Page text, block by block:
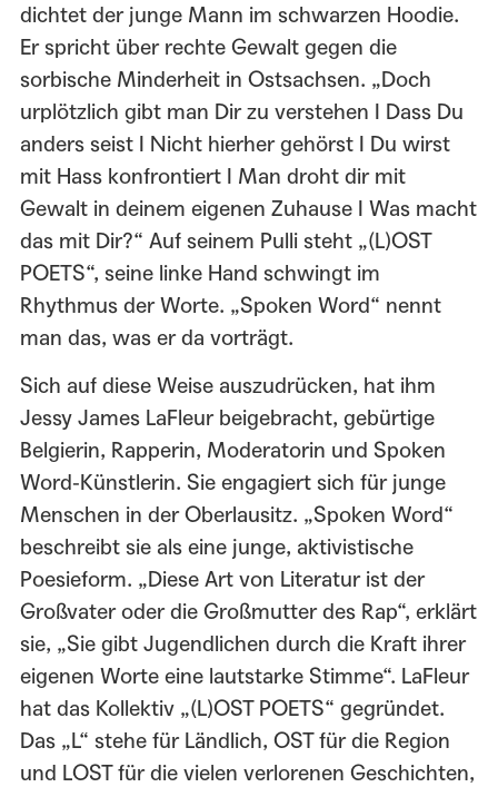
dichtet der junge Mann im schwarzen Hoodie.
Er spricht über rechte Gewalt gegen die
sorbische Minderheit in Ostsachsen. „Doch
urplötzlich gibt man Dir zu verstehen I Dass Du
anders seist I Nicht hierher gehörst I Du wirst
mit Hass konfrontiert I Man droht dir mit
Gewalt in deinem eigenen Zuhause I Was macht
das mit Dir?“ Auf seinem Pulli steht „(L)OST
POETS“, seine linke Hand schwingt im
Rhythmus der Worte. „Spoken Word“ nennt
man das, was er da vorträgt.
Sich auf diese Weise auszudrücken, hat ihm
Jessy James LaFleur beigebracht, gebürtige
Belgierin, Rapperin, Moderatorin und Spoken
Word-Künstlerin. Sie engagiert sich für junge
Menschen in der Oberlausitz. „Spoken Word“
beschreibt sie als eine junge, aktivistische
Poesieform. „Diese Art von Literatur ist der
Großvater oder die Großmutter des Rap“, erklärt
sie, „Sie gibt Jugendlichen durch die Kraft ihrer
eigenen Worte eine lautstarke Stimme“. LaFleur
hat das Kollektiv „(L)OST POETS“ gegründet.
Das „L“ stehe für Ländlich, OST für die Region
und LOST für die vielen verlorenen Geschichten,